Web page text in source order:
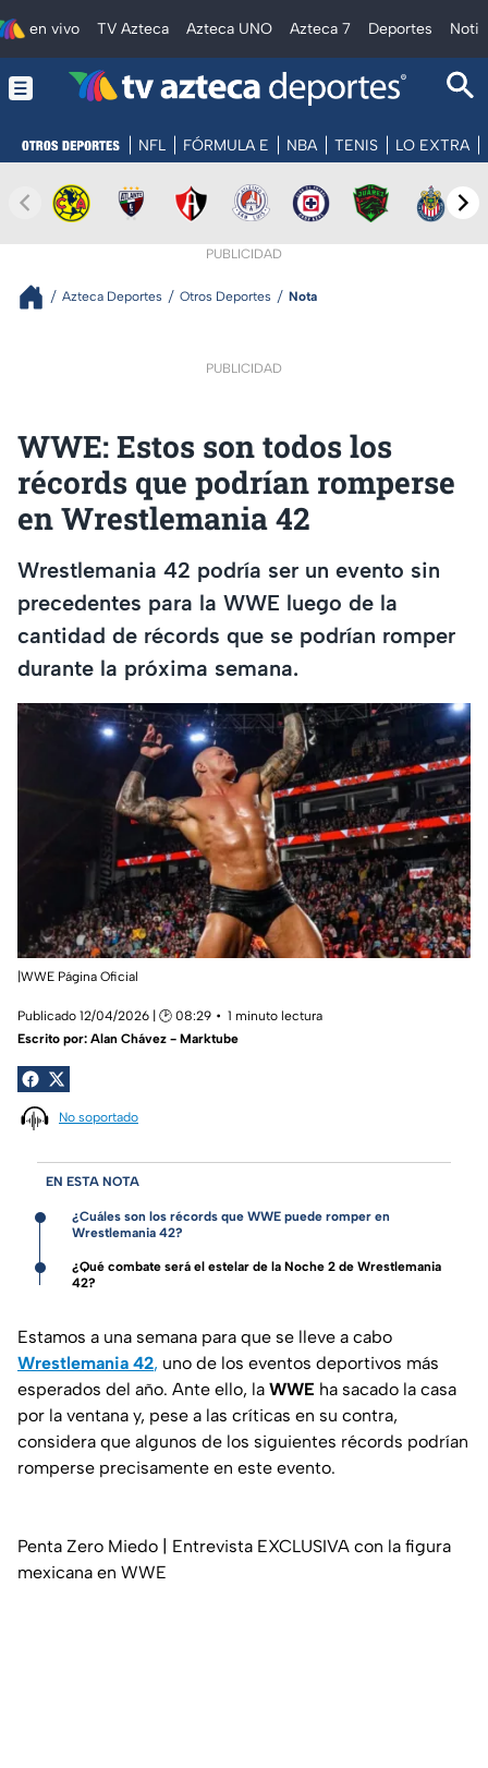
en vivo TV Azteca Azteca UNO Azteca 7 Deportes
NFL FÓRMULA E NBA TENIS LO EXTRA
PUBLICIDAD
Azteca Deportes Otros Deportes Nota
PUBLICIDAD
WWE: Estos son todos los
récords que podrían romperse
en Wrestlemania 42
Wrestlemania 42 podría ser un evento sin
precedentes para la WWE luego de la
cantidad de récords que se podrían romper
durante la próxima semana.
|WWE Página Oficial
Publicado 12/04/2026 | 🕑 08:29
1 minuto lectura
Escrito por: Alan Chávez - Marktube
No soportado
EN ESTA NOTA
¿Cuáles son los récords que WWE puede romper en
Wrestlemania 42?
¿Qué combate será el estelar de la Noche 2 de Wrestlemania
42?
Estamos a una semana para que se lleve a cabo
Wrestlemania 42, uno de los eventos deportivos más
esperados del año. Ante ello, la WWE ha sacado la casa
por la ventana y, pese a las críticas en su contra,
considera que algunos de los siguientes récords podrían
romperse precisamente en este evento.
Penta Zero Miedo | Entrevista EXCLUSIVA con la figura
mexicana en WWE